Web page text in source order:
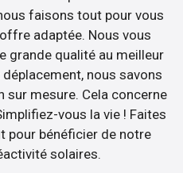
faisons tout pour vous
adaptée. Nous vous
grande qualité au meilleur
nous savons
sur mesure. Cela concerne
vous la vie ! Faites
pour bénéficier de notre
solaires.